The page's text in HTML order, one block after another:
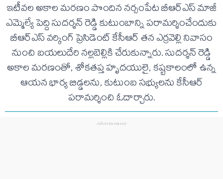
ఇటీవల అకాల మరణం పొందిన నర్సంపేట బీఆర్ఎస్ మాజీ
ఎమ్మెల్యే పెద్ది సుదర్శన్ రెడ్డి కుటుంబాన్ని పరామర్శించేందుకు
బీఆర్ఎస్ వర్కింగ్ ప్రెసిడెంట్ కేసీఆర్ తన ఎర్రవెల్లి నివాసం
నుంచి బయలుదేరి నల్లబెల్లికి చేరుకున్నారు. సుదర్శన్ రెడ్డి
అకాల మరణంతో, శోకతప్త హృదయులై, కష్టకాలంలో ఉన్న
ఆయన భార్య బిడ్డలను, కుటుంబ సభ్యులను కేసీఆర్
పరామర్శించి ఓదార్చారు.